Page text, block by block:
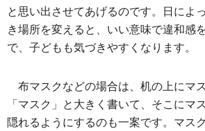
と思い出させてあげるのです。日によ
き場所を変えると、いい意味で違和感
で、子どもも気づきやすくなります。
布マスクなどの場合は、机の上にマ
「マスク」と大きく書いて、そこにマ
隠れるようにするのも一案です。マス